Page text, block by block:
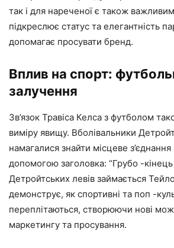
так і для нареченої є також
підкреслює статус та елегантність
допомагає просувати бренд.
Вплив на спорт:
залучення
Зв’язок Травіса Келса з футболом
виміру явищу. Вболівальники
намагалися знайти місцеве
допомогою заголовка: “Грубо -
Детройтських левів займається
демонструє, як спортивні та поп -
переплітаються, створюючи нові
маркетингу та просування.